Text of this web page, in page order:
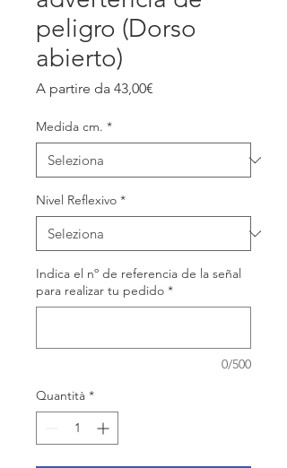
peligro (Dorso
abierto)
A partire da 43,00€
Medida cm. *
Nivel Reflexivo *
Indica el nº de referencia de la señal
para realizar tu pedido *
0/500
Quantità *